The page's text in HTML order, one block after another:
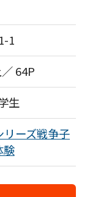
1
64P
生
リーズ戦争子
験